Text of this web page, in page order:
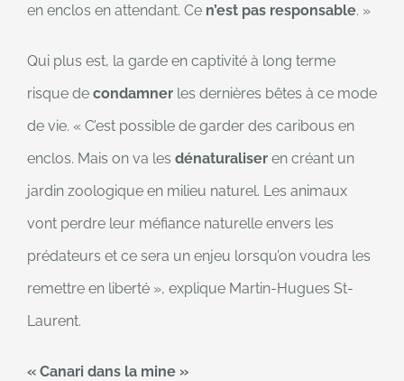
en enclos en attendant. Ce n’est pas responsable. »
Qui plus est, la garde en captivité à long terme
risque de condamner les dernières bêtes à ce mode
de vie. « C’est possible de garder des caribous en
enclos. Mais on va les dénaturaliser en créant un
jardin zoologique en milieu naturel. Les animaux
vont perdre leur méfiance naturelle envers les
prédateurs et ce sera un enjeu lorsqu’on voudra les
remettre en liberté », explique Martin-Hugues St-
Laurent.
« Canari dans la mine »